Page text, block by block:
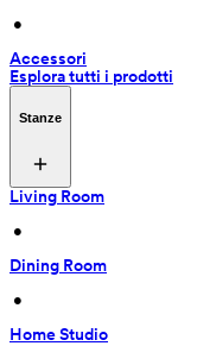
•
Accessori
Esplora tutti i prodotti
Stanze
Living Room
•
Dining Room
•
Home Studio